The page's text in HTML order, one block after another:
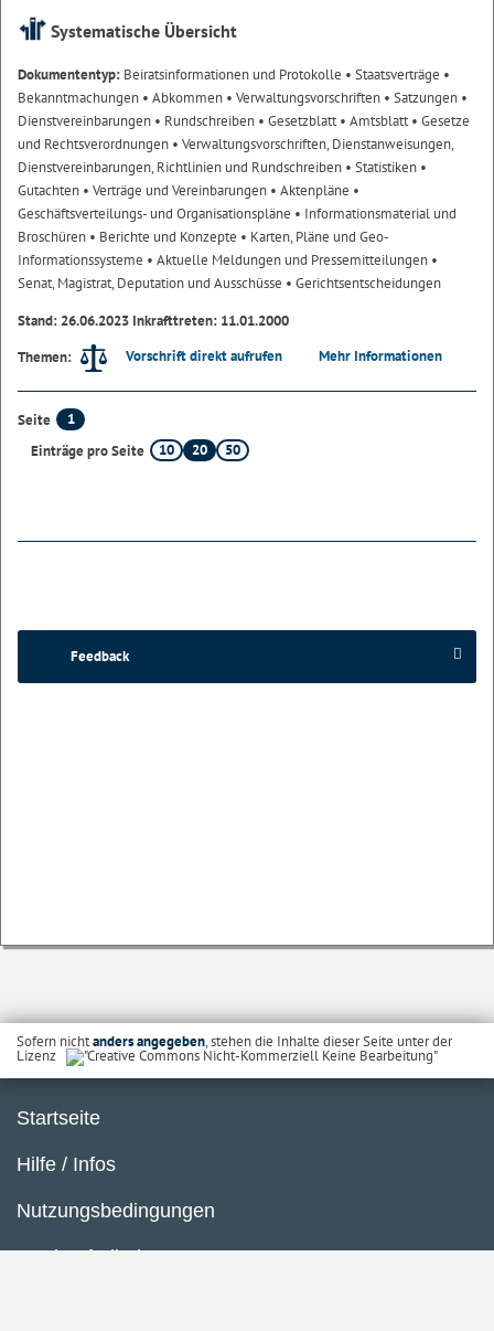
Systematische Übersicht
Dokumententyp: Beiratsinformationen und Protokolle • Staatsverträge •
Bekanntmachungen • Abkommen • Verwaltungsvorschriften • Satzungen •
Dienstvereinbarungen • Rundschreiben • Gesetzblatt• Amtsblatt• Gesetze
und Rechtsverordnungen • Verwaltungsvorschriften, Dienstanweisungen,
Dienstvereinbarungen, Richtlinien und Rundschreiben • Statistiken •
Gutachten • Verträge und Vereinbarungen • Aktenpläne •
Geschäftsverteilungs- und Organisationspläne • Informationsmaterial und
Broschüren • Berichte und Konzepte • Karten, Pläne und Geo-
Informationssysteme • Aktuelle Meldungen und Pressemitteilungen •
Senat, Magistrat, Deputation und Ausschüsse • Gerichtsentscheidungen
Stand: 26.06.2023 Inkrafttreten: 11.01.2000
Themen:
Vorschrift direkt aufrufen Mehr Informationen
Seite
1
Einträge pro Seite
10 20 50
Feedback
Sofern nichtanders angegeben, stehen die Inhalte dieser Seite unter der
Lizenz
Startseite
Hilfe / Infos
Nutzungsbedingungen
Barrierefreiheit